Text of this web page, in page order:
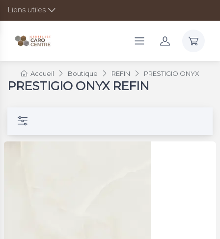
Liens utiles
Accueil Boutique REFIN PRESTIGIO ONYX
PRESTIGIO ONYX REFIN